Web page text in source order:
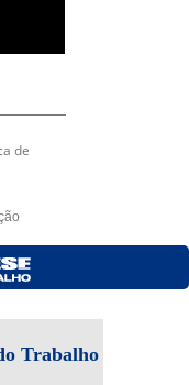
de
Trabalho